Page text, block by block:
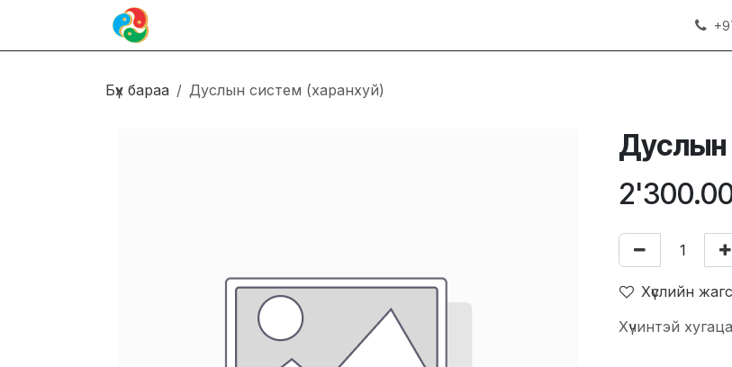
Бүх бараа Дуслын систем (харанхуй)
Дуслын
Хүслийн
Хүчинтэй